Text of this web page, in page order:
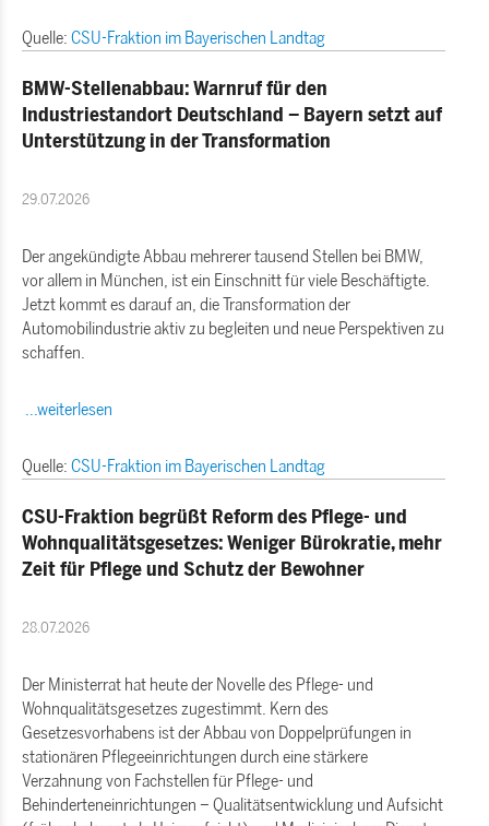
Quelle: CSU-Fraktion im Bayerischen Landtag
BMW-Stellenabbau: Warnruf für den
Industriestandort Deutschland – Bayern setzt auf
Unterstützung in der Transformation
29.07.2026
Der angekündigte Abbau mehrerer tausend Stellen bei BMW,
vor allem in München, ist ein Einschnitt für viele Beschäftigte.
Jetzt kommt es darauf an, die Transformation der
Automobilindustrie aktiv zu begleiten und neue Perspektiven zu
schaffen.
...weiterlesen
Quelle: CSU-Fraktion im Bayerischen Landtag
CSU-Fraktion begrüßt Reform des Pflege- und
Wohnqualitätsgesetzes: Weniger Bürokratie, mehr
Zeit für Pflege und Schutz der Bewohner
28.07.2026
Der Ministerrat hat heute der Novelle des Pflege- und
Wohnqualitätsgesetzes zugestimmt. Kern des
Gesetzesvorhabens ist der Abbau von Doppelprüfungen in
stationären Pflegeeinrichtungen durch eine stärkere
Verzahnung von Fachstellen für Pflege- und
Behinderteneinrichtungen – Qualitätsentwicklung und Aufsicht